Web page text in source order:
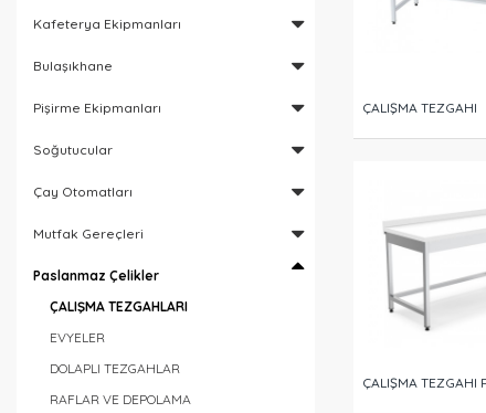
Kafeterya Ekipmanları
Bulaşıkhane
Pişirme Ekipmanları
Soğutucular
Çay Otomatları
Mutfak Gereçleri
Paslanmaz Çelikler
ÇALIŞMA TEZGAHLARI
EVYELER
DOLAPLI TEZGAHLAR
RAFLAR VE DEPOLAMA
ÇALIŞMA TEZGAHI
ÇALIŞMA TEZGAHI